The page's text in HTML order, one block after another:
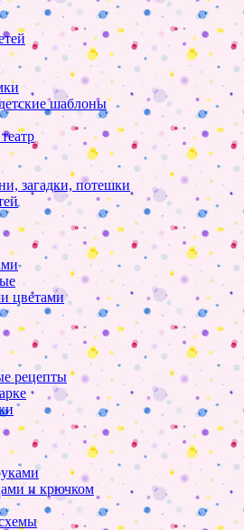
шаблоны
загадки, потешки
цветами
рецепты
и крючком